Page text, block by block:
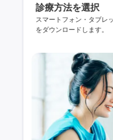
診療方法を選択
スマートフォン・タブレ
をダウンロードします。